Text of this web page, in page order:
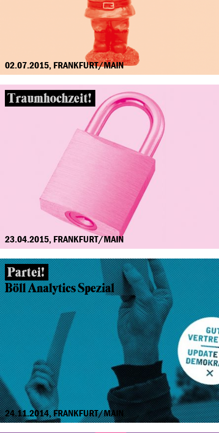
02.07.2015, FRANKFURT/MAIN
Traumhochzeit!
23.04.2015, FRANKFURT/MAIN
Partei!
Böll Analytics Spezial
24.11.2014, FRANKFURT/MAIN